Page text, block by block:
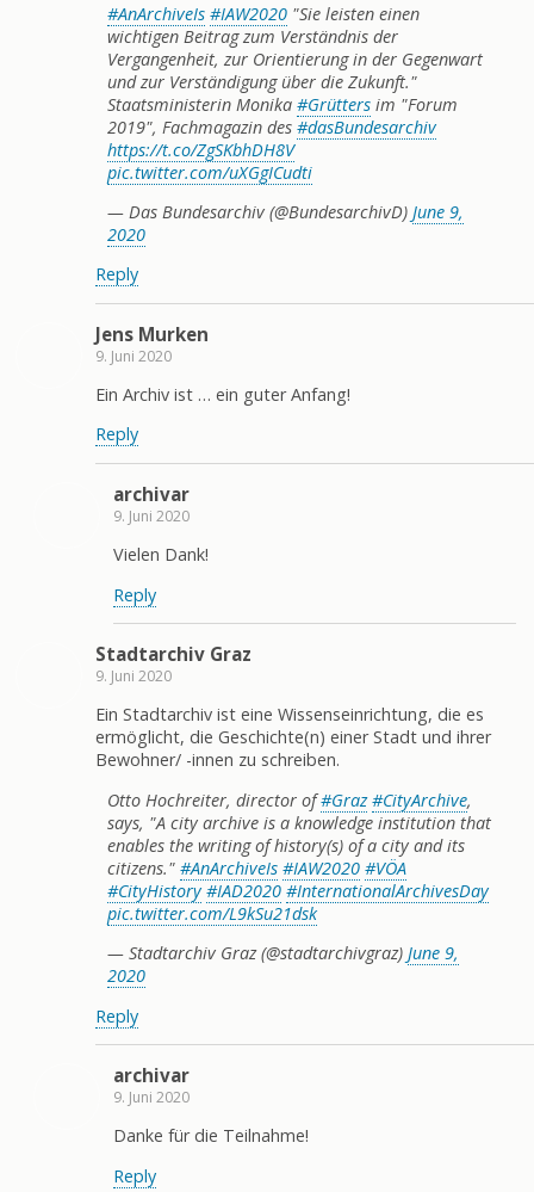
#AnArchiveIs #IAW2020 "Sie leisten einen
wichtigen Beitrag zum Verständnis der
Vergangenheit, zur Orientierung in der Gegenwart
und zur Verständigung über die Zukunft."
Staatsministerin Monika #Grütters im "Forum
2019", Fachmagazin des #dasBundesarchiv
https://t.co/ZgSKbhDH8V
pic.twitter.com/uXGgICudti
— Das Bundesarchiv (@BundesarchivD) June 9,
2020
Reply
Jens Murken
9. Juni 2020
Ein Archiv ist … ein guter Anfang!
Reply
archivar
9. Juni 2020
Vielen Dank!
Reply
Stadtarchiv Graz
9. Juni 2020
Ein Stadtarchiv ist eine Wissenseinrichtung, die es
ermöglicht, die Geschichte(n) einer Stadt und ihrer
Bewohner/ -innen zu schreiben.​
Otto Hochreiter, director of#Graz #CityArchive,
says, "A city archive is a knowledge institution that
enables the writing of history(s) of a city and its
citizens." #AnArchiveIs #IAW2020 #VÖA
#CityHistory #IAD2020 #InternationalArchivesDay
pic.twitter.com/L9kSu21dsk
— Stadtarchiv Graz (@stadtarchivgraz) June 9,
2020
Reply
archivar
9. Juni 2020
Danke für die Teilnahme!
Reply